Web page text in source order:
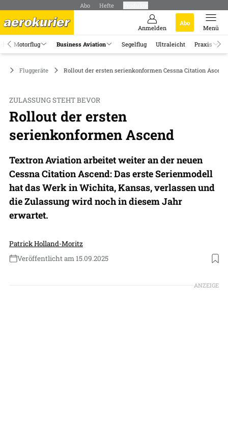
Abo Hefte
Anmelden
Abo
Menü
Motorflug Business Aviation Segelflug Ultraleicht Praxis
Fluggeräte Rollout der ersten serienkonformen Cessna Citation Ascend
ZULASSUNG STEHT BEVOR
Rollout der ersten
serienkonformen Ascend
Textron Aviation arbeitet weiter an der neuen
Cessna Citation Ascend: Das erste Serienmodell
hat das Werk in Wichita, Kansas, verlassen und
die Zulassung wird noch in diesem Jahr
erwartet.
Patrick Holland-Moritz
Veröffentlicht am 15.09.2025
Foto: Textron Aviation
ANZEIGE